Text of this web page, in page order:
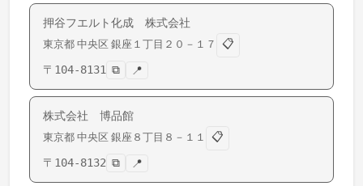
押谷フエルト化成 株式会社
東京都 中央区 銀座 １丁目２０－１７
📋
〒 104-8131 ⧉ 📍
株式会社 博品館
東京都 中央区 銀座 ８丁目８－１１
📋
〒 104-8132 ⧉ 📍